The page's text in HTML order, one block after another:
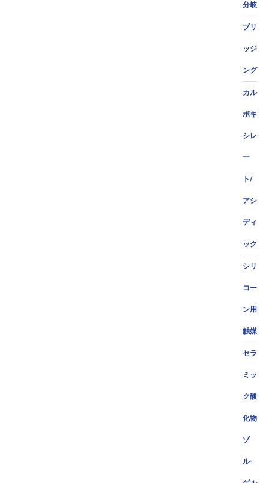
分岐
ブリ
ッジ
ング
カル
ボキ
シレ
ー
ト/
アシ
ディ
ック
シリ
コー
ン用
触媒
セラ
ミッ
ク酸
化物
ゾ
ル-